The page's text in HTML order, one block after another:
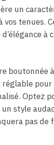
un
vos tenues.
à
boutonnée
Optez
style
pas de